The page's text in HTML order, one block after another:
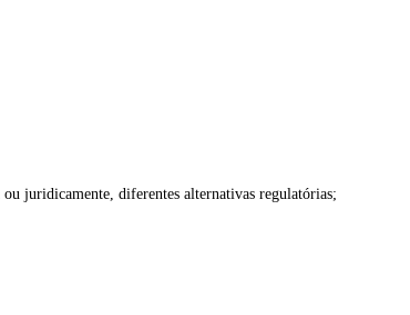
juridicamente, diferentes alternativas regulatórias;